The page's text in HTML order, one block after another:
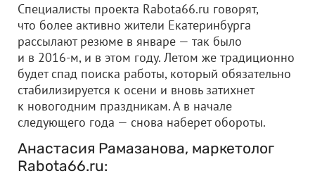
Специалисты проекта Rabota66.ru говорят,
что более активно жители Екатеринбурга
рассылают резюме в январе — так было
и в 2016-м, и в этом году. Летом же традиционно
будет спад поиска работы, который обязательно
стабилизируется к осени и вновь затихнет
к новогодним праздникам. А в начале
следующего года — снова наберет обороты.
Анастасия Рамазанова, маркетолог
Rabota66.ru: